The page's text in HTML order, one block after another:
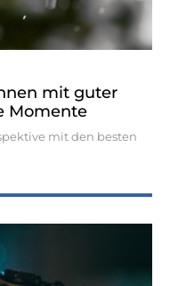
mit guter
Momente
mit den besten